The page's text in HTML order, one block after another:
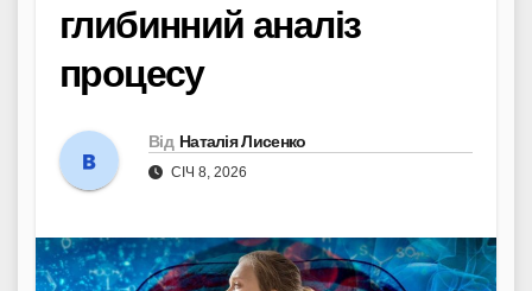
глибинний аналіз
процесу
Від Наталія Лисенко
СІЧ 8, 2026